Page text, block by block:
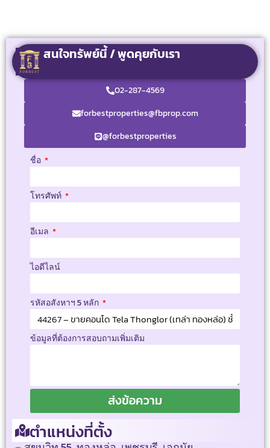
สนใจทรัพย์นี้ / พูดคุยกับเรา
02-287-4569
forbestproperties@fbprop.com
@forbestproperties
ชื่อ
โทรศัพท์
อีเมล
ไอดีไลน์
รหัสอสังหาฯ 5 หลัก
ข้อมูลที่ต้องการสอบถามเพิ่มเติม
ส่งข้อความ
ตำแหน่งที่ตั้ง